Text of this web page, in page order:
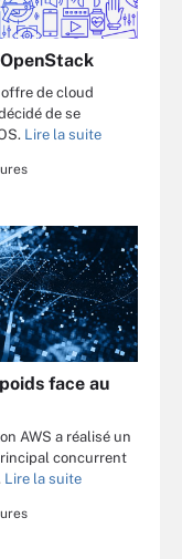
de cloud
de se
Lire la suite
face au
AWS a réalisé un
concurrent
Lire la suite